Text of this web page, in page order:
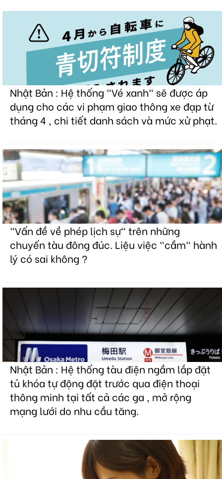
Nhật Bản : Hệ thống "Vé xanh" sẽ được áp
dụng cho các vi phạm giao thông xe đạp từ
tháng 4 , chi tiết danh sách và mức xử phạt.
"Vấn đề về phép lịch sự" trên những
chuyến tàu đông đúc. Liệu việc "cầm" hành
lý có sai không ?
Nhật Bản : Hệ thống tàu điện ngầm lắp đặt
tủ khóa tự động đặt trước qua điện thoại
thông minh tại tất cả các ga , mở rộng
mạng lưới do nhu cầu tăng.